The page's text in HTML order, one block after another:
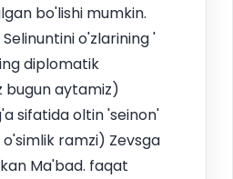
bo'lishi mumkin.
o'zlarining '
diplomatik
bugun aytamiz)
sifatida oltin 'seinon'
ramzi) Zevsga
Ma'bad. faqat